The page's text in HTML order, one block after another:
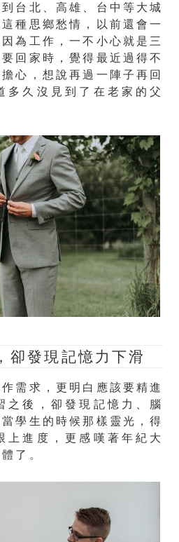
台北、高雄、台中等大城
種思鄉愁情，以前還會一
為工作，一不小心就是三
回家時，覺得最近過得不
心，想說再過一陣子再回
多久沒見到了在老家的父
卻發現記憶力下滑
需求，更明白應該要精進
之後，卻發現記憶力、腦
學生的時候那樣靈光，得
上進度，更感嘆著年紀大
了。